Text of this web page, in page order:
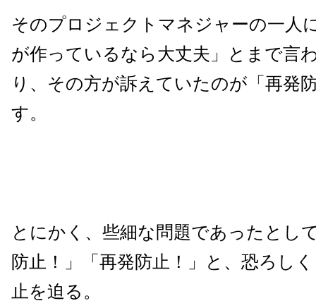
そのプロジェクトマネジャーの一人
が作っているなら大丈夫」とまで言
り、その方が訴えていたのが「再発
す。
とにかく、些細な問題であったとし
防止！」「再発防止！」と、恐ろし
止を迫る。